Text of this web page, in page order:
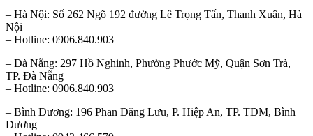
– Hà Nội: Số 262 Ngõ 192 đường Lê Trọng Tấn, Thanh Xuân, Hà
Nội
– Hotline: 0906.840.903
– Đà Nẵng: 297 Hồ Nghinh, Phường Phước Mỹ, Quận Sơn Trà,
TP. Đà Nẵng
– Hotline: 0906.840.903
– Bình Dương: 196 Phan Đăng Lưu, P. Hiệp An, TP. TDM, Bình
Dương